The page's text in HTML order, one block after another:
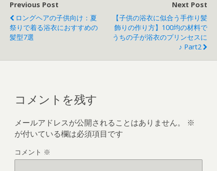
Previous Post
ロングヘアの子供向け：夏
祭りで着る浴衣におすすめの
髪型7選
Next Post
【子供の浴衣に似合う手作り髪
飾りの作り方】100均の材料で
うちの子が浴衣のプリンセスに
♪ Part2
コメントを残す
メールアドレスが公開されることはありません。
※
が付いている欄は必須項目です
コメント ※